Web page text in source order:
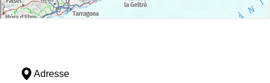
Adresse